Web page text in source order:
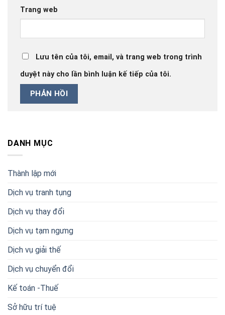
Trang web
Lưu tên của tôi, email, và trang web trong trình
duyệt này cho lần bình luận kế tiếp của tôi.
DANH MỤC
Thành lập mới
Dịch vụ tranh tụng
Dịch vụ thay đổi
Dịch vụ tạm ngưng
Dịch vụ giải thế
Dịch vụ chuyển đổi
Kế toán -Thuế
Sở hữu trí tuệ